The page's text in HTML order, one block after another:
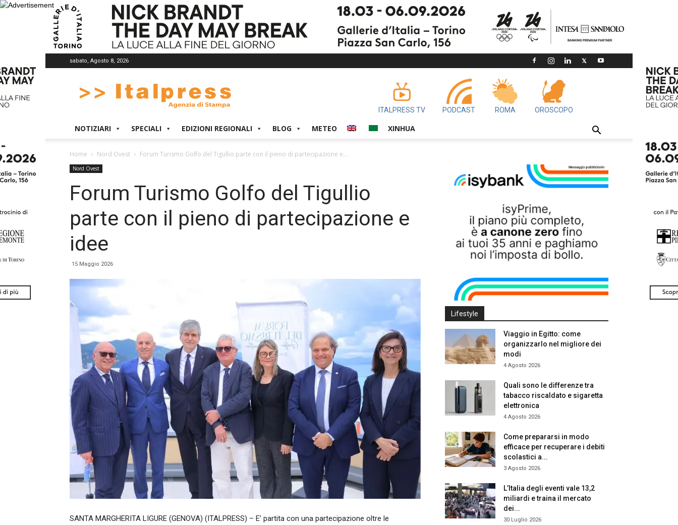
sabato, Agosto 8, 2026
ITALPRESS TV PODCAST ROMA OROSCOPO
NOTIZIARI SPECIALI EDIZIONI REGIONALI BLOG METEO XINHUA
Home Nord Ovest Forum Turismo Golfo del Tigullio parte con il pieno di partecipazione e...
Nord Ovest
Forum Turismo Golfo del Tigullio
parte con il pieno di partecipazione e
idee
15 Maggio 2026
SANTA MARGHERITA LIGURE (GENOVA) (ITALPRESS) – E’ partita con una partecipazione oltre le
Lifestyle
Viaggio in Egitto: come
organizzarlo nel migliore dei
modi
4 Agosto 2026
Quali sono le differenze tra
tabacco riscaldato e sigaretta
elettronica
4 Agosto 2026
Come prepararsi in modo
efficace per recuperare i debiti
scolastici a...
3 Agosto 2026
L’Italia degli eventi vale 13,2
miliardi e traina il mercato
dei...
30 Luglio 2026